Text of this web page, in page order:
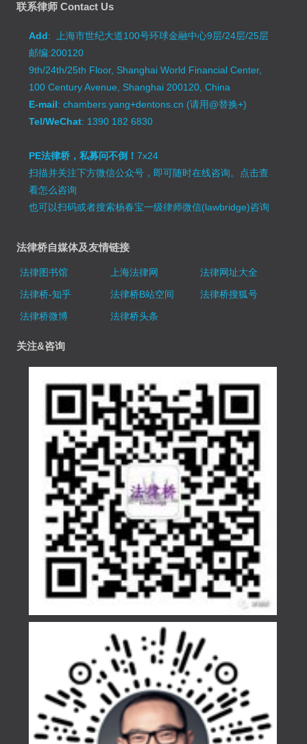
联系律师 Contact Us
Add: 上海市世纪大道100号环球金融中心9层/24层/25层
邮编:200120
9th/24th/25th Floor, Shanghai World Financial Center,
100 Century Avenue, Shanghai 200120, China
E-mail: chambers.yang+dentons.cn (请用@替换+)
Tel/WeChat: 1390 182 6830
PE法律桥，私募问不倒！7x24
扫描并关注下方微信公众号，即可随时在线咨询。 点击查
看怎么咨询
也可以扫码或者搜索杨春宝一级律师微信(lawbridge)咨询
法律桥自媒体及友情链接
法律图书馆 上海法律网
法律网址大全
法律桥-知乎
法律桥B站空间
法律桥搜狐号
法律桥微博
法律桥头条
关注&咨询